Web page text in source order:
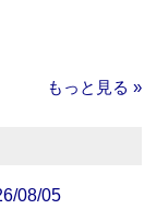
もっと見る »
08/05